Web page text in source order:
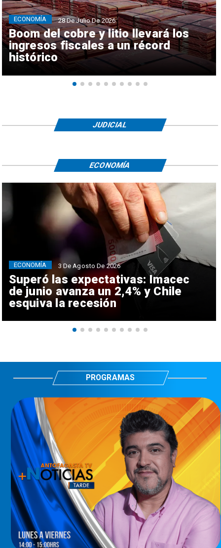
Boom del cobre y litio llevará los
ingresos fiscales a un récord
histórico
ECONOMÍA 28 De Julio De 2026
JUDICIAL
Superó las expectativas: Imacec
de junio avanza un 2,4% y Chile
esquiva la recesión
ECONOMÍA 3 De Agosto De 2026
ECONOMÍA
PROGRAMAS